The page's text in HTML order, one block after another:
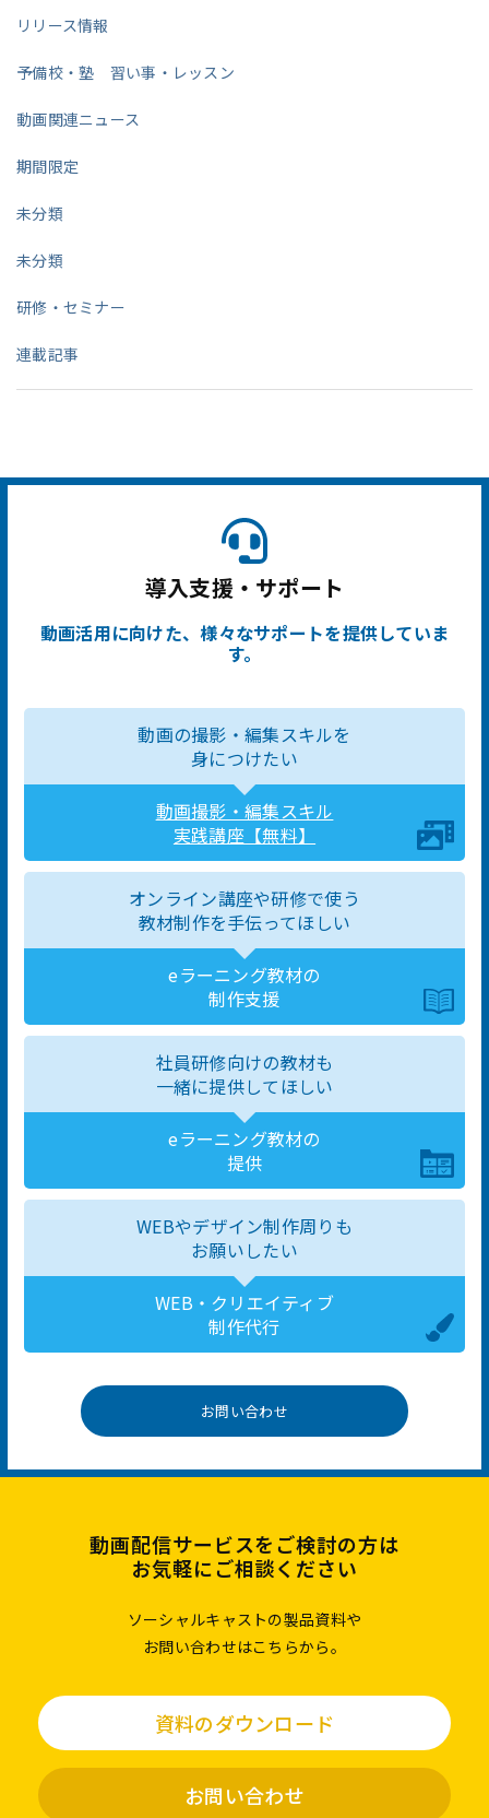
リリース情報
予備校・塾 習い事・レッスン
動画関連ニュース
期間限定
未分類
未分類
研修・セミナー
連載記事
導入支援・サポート
動画活用に向けた、様々なサポートを提供していま
す。
動画の撮影・編集スキルを
身につけたい
動画撮影・編集スキル
実践講座【無料】
オンライン講座や研修で使う
教材制作を手伝ってほしい
eラーニング教材の
制作支援
社員研修向けの教材も
一緒に提供してほしい
eラーニング教材の
提供
WEBやデザイン制作周りも
お願いしたい
WEB・クリエイティブ
制作代行
お問い合わせ
動画配信サービスをご検討の方は
お気軽にご相談ください
ソーシャルキャストの製品資料や
お問い合わせはこちらから。
資料のダウンロード
お問い合わせ